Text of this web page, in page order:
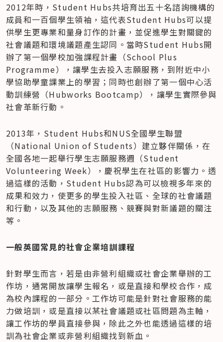
2012年時，Student Hubs共培育出五十名諮詢機構的
成員和一百個學生領袖，這代表Student Hubs可以提
供學生更專業和量身訂作的計畫，並促進學生對關鍵的
社會議題和環境議題產生認同。當時Student Hubs開
辦了第一個學校加強課程計畫（School Plus
Programme），讓學生去投入志願服務，到附近中小
學協助學童課業上的學習；同時也創辦了第一個中心活
動訓練營（Hubworks Bootcamp），讓學生實際參與
社會革新行動。
2013年，Student Hubs和NUS全國學生聯盟
（National Union of Students）建立夥伴關係，在
全國各地一起舉行學生志願服務週（Student
Volunteering Week），慶祝學生在社區的影響力。透
過這樣的活動，Student Hubs認為可以檢視多年來的
成果和效力，使更多的學生投入社區、全球的社會議題
和行動，以及其他的志願服務、競賽與對新議題的關注
等。
一般英國常見的社會企業培訓課程
針對學生而言，若是由非營利組織或社會企業舉辦的工
作坊，通常開放讓學生報名，或是直接和學校合作，成
為校內課程的一部分。工作坊可能是針對社會服務的能
力做培訓，或是直接以某社會議題或社區問題為主軸，
讓工作坊的學員直接參與，除此之外也能透過這樣的培
訓為社會企業或非營利組織找到新血。